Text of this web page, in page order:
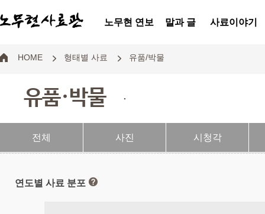
노무현 연보 말과 글 사료이야기
HOME 형태별 사료 유품/박물
유품·박물 .
전체 사진 시청각
연도별 사료 분포